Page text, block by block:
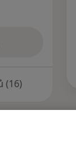
(16)